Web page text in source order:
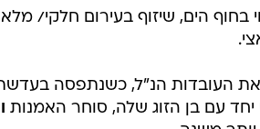
הים, שיזוף בעירום חלקי/
ה-42 מגרמניה המחישה את העובדות הנ"ל, כשנתפסה
עם בן הזוג שלה, סוחר האמנות